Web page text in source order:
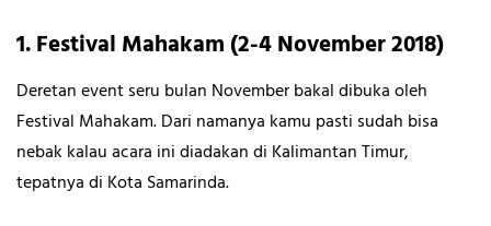
1. Festival Mahakam (2-4 November 2018)
Deretan event seru bulan November bakal dibuka oleh
Festival Mahakam. Dari namanya kamu pasti sudah bisa
nebak kalau acara ini diadakan di Kalimantan Timur,
tepatnya di Kota Samarinda.